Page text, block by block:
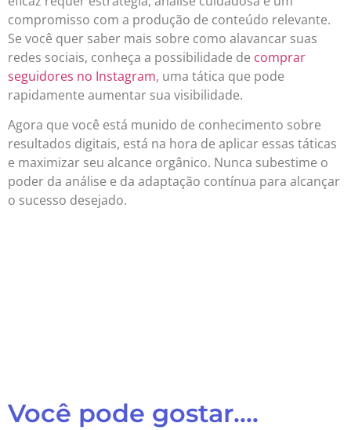
compromisso com a produção de conteúdo relevante.
Se você quer saber mais sobre como alavancar suas
redes sociais, conheça a possibilidade de comprar
seguidores no Instagram, uma tática que pode
rapidamente aumentar sua visibilidade.
Agora que você está munido de conhecimento sobre
resultados digitais, está na hora de aplicar essas táticas
e maximizar seu alcance orgânico. Nunca subestime o
poder da análise e da adaptação contínua para alcançar
o sucesso desejado.
Você pode gostar....